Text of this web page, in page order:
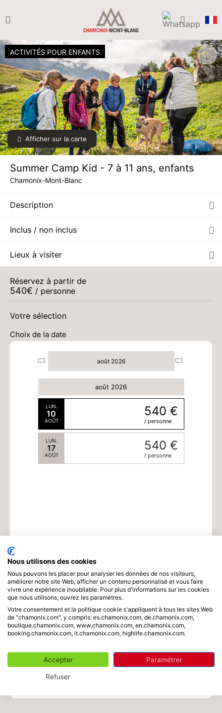
Afficher sur la carte
ACTIVITÉS POUR ENFANTS
Summer Camp Kid - 7 à 11 ans, enfants
Chamonix-Mont-Blanc
Description
Inclus / non inclus
Lieux à visiter
Réservez à partir de
540€ / personne
Votre sélection
Choix de la date
août 2026
août 2026
LUN.
10
AOÛT
540 €
/ personne
LUN.
17
AOÛT
540 €
/ personne
Horaire
Durée
Nous utilisons des cookies
Nous pouvons les placer pour analyser les données de nos visiteurs,
améliorer notre site Web, afficher un contenu personnalisé et vous faire
vivre une expérience inoubliable. Pour plus d'informations sur les cookies
que nous utilisons, ouvrez les paramètres.
Votre consentement et la politique cookie s'appliquent à tous les sites Web
de "chamonix.com", y compris: es.chamonix.com, de.chamonix.com,
boutique.chamonix.com, www.chamonix.com, en.chamonix.com,
booking.chamonix.com, it.chamonix.com, highlife.chamonix.com.
Accepter Paramétrer
Refuser